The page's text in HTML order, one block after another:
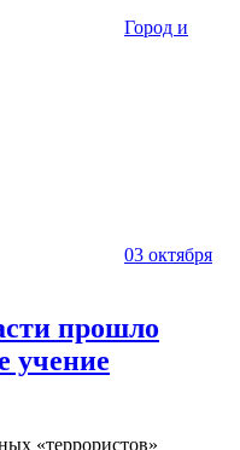
Город и
03 октября
прошло
учение
«террористов»